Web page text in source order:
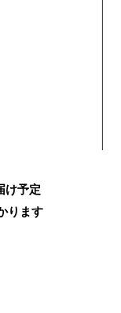
け予定
ります